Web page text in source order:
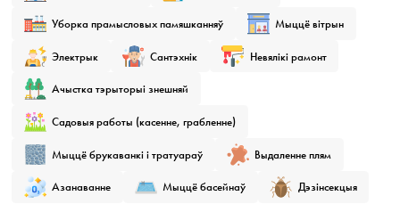
Уборка прамысловых памяшканняў Мыццё вітрын
Электрык Сантэхнік Невялікі рамонт
Ачыстка тэрыторыі знешняй
Садовыя работы (касенне, грабленне)
Мыццё брукаванкі і тратуараў Выдаленне плям
Азанаванне Мыццё басейнаў Дэзiнсекцыя